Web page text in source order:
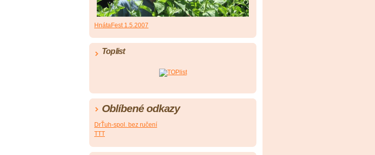
HnátaFest 1.5.2007
Toplist
Oblíbené odkazy
DrŤuh-spol. bez ručení
TTT